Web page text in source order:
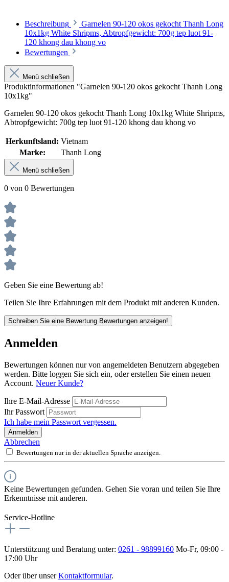
Beschreibung
Garnelen 90-120 okos gekocht Thanh Long
10x1kg White Shripms, Abtropfgewicht: 700g tep luot 91-
120 khong dau khong vo
Bewertungen
Menü schließen
Produktinformationen "Garnelen 90-120 okos gekocht Thanh Long
10x1kg"
Garnelen 90-120 okos gekocht Thanh Long 10x1kg White Shripms,
Abtropfgewicht: 700g tep luot 91-120 khong dau khong vo
Herkunftsland: Vietnam
Marke:
Thanh Long
Menü schließen
0 von 0 Bewertungen
Geben Sie eine Bewertung ab!
Teilen Sie Ihre Erfahrungen mit dem Produkt mit anderen Kunden.
Schreiben Sie eine Bewertung Bewertungen anzeigen!
Anmelden
Bewertungen können nur von angemeldeten Benutzern abgegeben
werden. Bitte loggen Sie sich ein, oder erstellen Sie einen neuen
Account. Neuer Kunde?
Ihre E-Mail-Adresse
Ihr Passwort
Ich habe mein Passwort vergessen.
Anmelden
Abbrechen
Bewertungen nur in der aktuellen Sprache anzeigen.
Keine Bewertungen gefunden. Gehen Sie voran und teilen Sie Ihre
Erkenntnisse mit anderen.
Service-Hotline
Unterstützung und Beratung unter: 0261 - 98899160 Mo-Fr, 09:00 -
17:00 Uhr
Oder über unserKontaktformular.